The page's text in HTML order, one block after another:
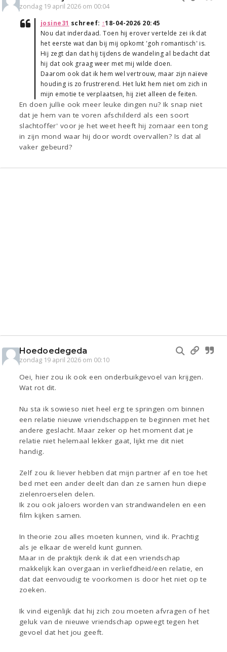
zondag 19 april 2026 om 00:04
josine31 schreef: ↑18-04-2026 20:45
Nou dat inderdaad. Toen hij erover vertelde zei ik dat
het eerste wat dan bij mij opkomt 'goh romantisch' is.
Hij zegt dan dat hij tijdens de wandeling al bedacht dat
hij dat ook graag weer met mij wilde doen.
Daarom ook dat ik hem wel vertrouw, maar zijn naïeve
houding is zo frustrerend. Het lukt hem niet om zich in
mijn emotie te verplaatsen, hij ziet alleen de feiten.
En doen jullie ook meer leuke dingen nu? Ik snap niet
dat je hem van te voren afschilderd als een soort
slachtoffer' voor je het weet heeft hij zomaar een tong
in zijn mond waar hij door wordt overvallen? Is dat al
vaker gebeurd?
Hoedoedegeda
zondag 19 april 2026 om 00:10
Oei, hier zou ik ook een onderbuikgevoel van krijgen.
Wat rot dit.
Nu sta ik sowieso niet heel erg te springen om binnen
een relatie nieuwe vriendschappen te beginnen met het
andere geslacht. Maar zeker op het moment dat je
relatie niet helemaal lekker gaat, lijkt me dit niet
handig.
Zelf zou ik liever hebben dat mijn partner af en toe het
bed met een ander deelt dan dan ze samen hun diepe
zielenroerselen delen.
Ik zou ook jaloers worden van strandwandelen en een
film kijken samen.
In theorie zou alles moeten kunnen, vind ik. Prachtig
als je elkaar de wereld kunt gunnen.
Maar in de praktijk denk ik dat een vriendschap
makkelijk kan overgaan in verliefdheid/een relatie, en
dat dat eenvoudig te voorkomen is door het niet op te
zoeken.
Ik vind eigenlijk dat hij zich zou moeten afvragen of het
geluk van de nieuwe vriendschap opweegt tegen het
gevoel dat het jou geeft.